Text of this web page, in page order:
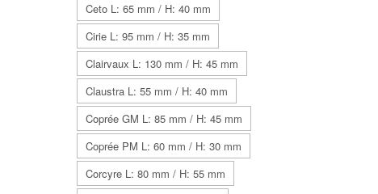
Ceto L: 65 mm / H: 40 mm
Cirie L: 95 mm / H: 35 mm
Clairvaux L: 130 mm / H: 45 mm
Claustra L: 55 mm / H: 40 mm
Coprée GM L: 85 mm / H: 45 mm
Coprée PM L: 60 mm / H: 30 mm
Corcyre L: 80 mm / H: 55 mm